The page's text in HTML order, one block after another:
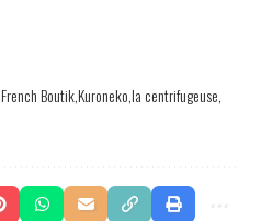
French BoutikKuronekola centrifugeuse